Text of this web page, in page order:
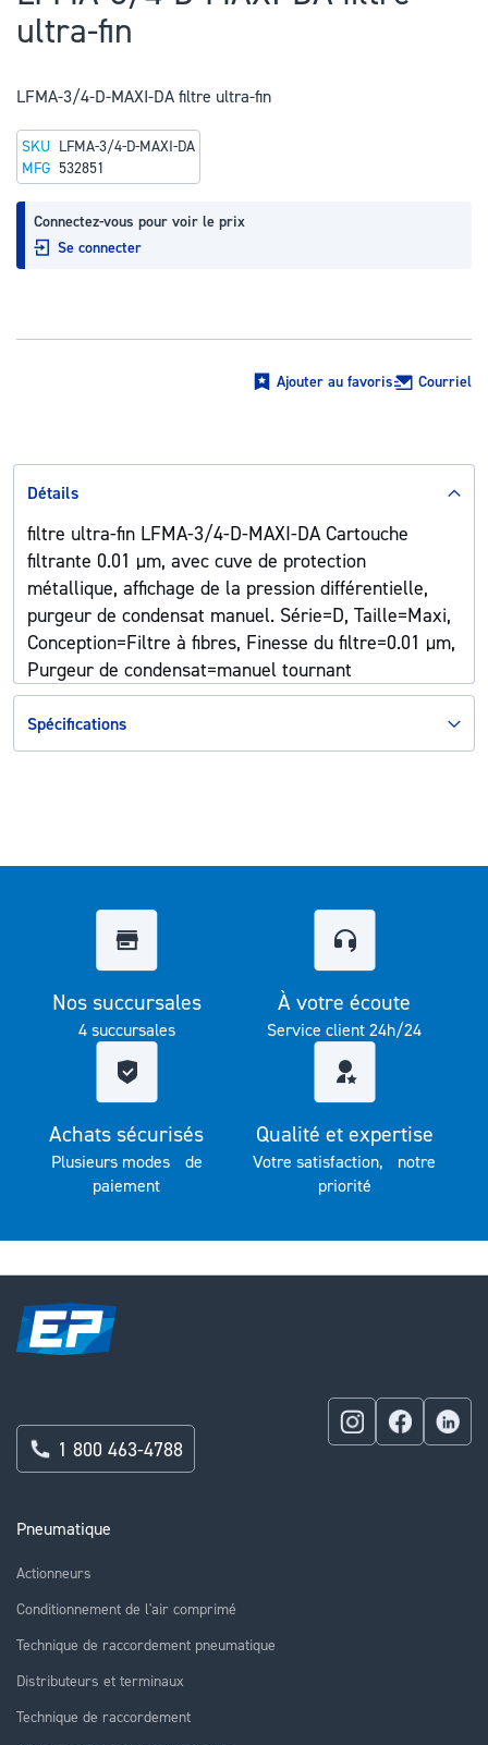
début
la
d’images
ultra-fin
LFMA-3/4-D-MAXI-DA filtre ultra-fin
Connectez-vous pour voir le prix
Se connecter
SKU LFMA-3/4-D-MAXI-DA
MFG 532851
Ajouter au favoris Courriel
Détails
filtre ultra-fin LFMA-3/4-D-MAXI-DA Cartouche
filtrante 0.01 µm, avec cuve de protection
métallique, affichage de la pression différentielle,
purgeur de condensat manuel. Série=D, Taille=Maxi,
Conception=Filtre à fibres, Finesse du filtre=0.01 µm,
Purgeur de condensat=manuel tournant
Spécifications
Nos succursales
4 succursales
À votre écoute
Service client 24h/24
Achats sécurisés
Plusieurs modes de
paiement
Qualité et expertise
Votre satisfaction, notre
priorité
Pneumatique
Actionneurs
Conditionnement de l'air comprimé
Technique de raccordement pneumatique
Distributeurs et terminaux
Technique de raccordement
1 800 463-4788